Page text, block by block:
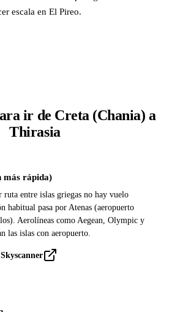
escala en El Pireo.
ir de Creta (Chania) a
Thirasia
más rápida)
ruta entre islas griegas no hay vuelo
habitual pasa por Atenas (aeropuerto
Aerolíneas como Aegean, Olympic y
las islas con aeropuerto.